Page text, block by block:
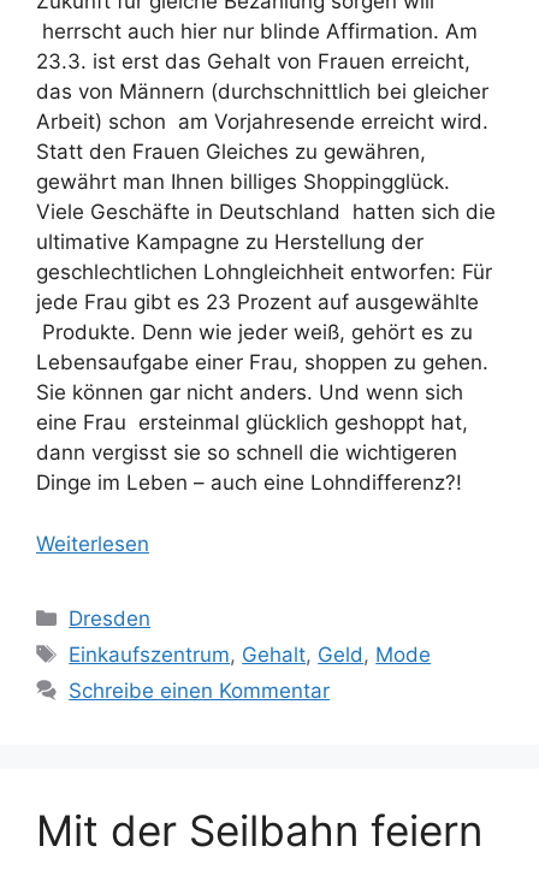
herrscht auch hier nur blinde Affirmation. Am
23.3. ist erst das Gehalt von Frauen erreicht,
das von Männern (durchschnittlich bei gleicher
Arbeit) schon am Vorjahresende erreicht wird.
Statt den Frauen Gleiches zu gewähren,
gewährt man Ihnen billiges Shoppingglück.
Viele Geschäfte in Deutschland hatten sich die
ultimative Kampagne zu Herstellung der
geschlechtlichen Lohngleichheit entworfen: Für
jede Frau gibt es 23 Prozent auf ausgewählte
Produkte. Denn wie jeder weiß, gehört es zu
Lebensaufgabe einer Frau, shoppen zu gehen.
Sie können gar nicht anders. Und wenn sich
eine Frau ersteinmal glücklich geshoppt hat,
dann vergisst sie so schnell die wichtigeren
Dinge im Leben – auch eine Lohndifferenz?!
Weiterlesen
Kategorien
Dresden
Schlagwörter
Einkaufszentrum, Gehalt, Geld , Mode
Schreibe einen Kommentar
Mit der Seilbahn feiern